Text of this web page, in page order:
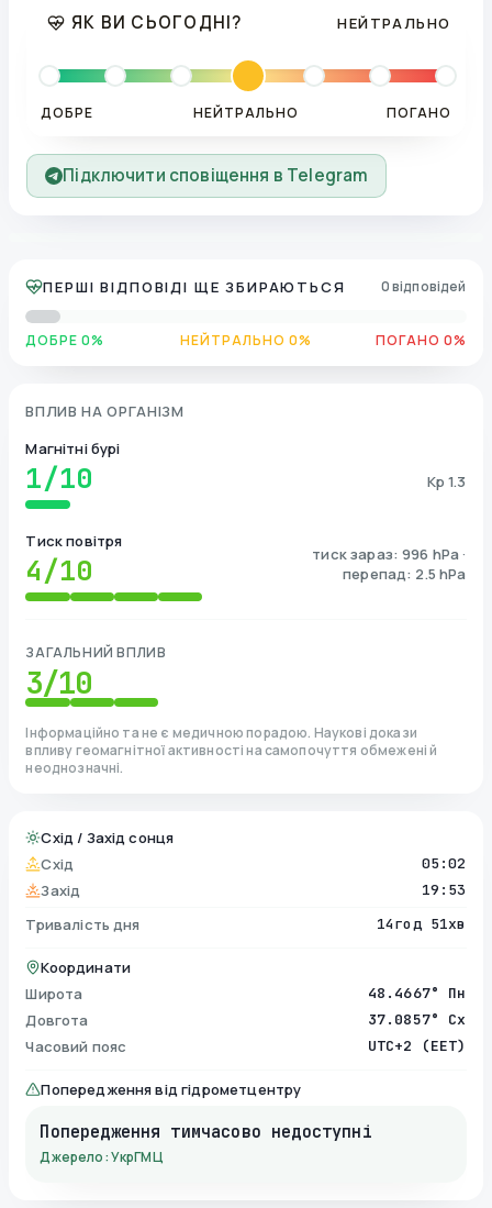
ЯК ВИ СЬОГОДНІ? НЕЙТРАЛЬНО
ДОБРЕ НЕЙТРАЛЬНО ПОГАНО
Підключити сповіщення в Telegram
ПЕРШІ ВІДПОВІДІ ЩЕ ЗБИРАЮТЬСЯ 0 відповідей
ДОБРЕ 0% НЕЙТРАЛЬНО 0% ПОГАНО 0%
ВПЛИВ НА ОРГАНІЗМ
Магнітні бурі
1/10 Kp 1.3
Тиск повітря
4/10
тиск зараз: 996 hPa ·
перепад: 2.5 hPa
ЗАГАЛЬНИЙ ВПЛИВ
3/10
Інформаційно та не є медичною порадою. Наукові докази
впливу геомагнітної активності на самопочуття обмежені й
неоднозначні.
Схід / Захід сонця
Схід
05:02
Захід 19:53
Тривалість дня 14год 51хв
Координати
Широта
48.4667° Пн
Довгота 37.0857° Сх
Часовий пояс UTC+2 (EET)
Попередження від гідрометцентру
Попередження тимчасово недоступні
Джерело: УкрГМЦ